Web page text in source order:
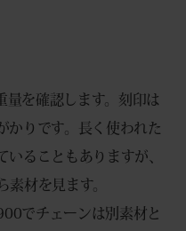
を確認します。刻印は
かりです。長く使われた
いることもありますが、
素材を見ます。
でチェーンは別素材と